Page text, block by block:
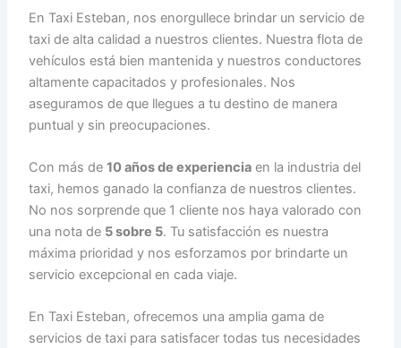
En Taxi Esteban, nos enorgullece brindar un servicio de
taxi de alta calidad a nuestros clientes. Nuestra flota de
vehículos está bien mantenida y nuestros conductores
altamente capacitados y profesionales. Nos
aseguramos de que llegues a tu destino de manera
puntual y sin preocupaciones.
Con más de10 años de experiencia en la industria del
taxi, hemos ganado la confianza de nuestros clientes.
No nos sorprende que 1 cliente nos haya valorado con
una nota de 5 sobre 5. Tu satisfacción es nuestra
máxima prioridad y nos esforzamos por brindarte un
servicio excepcional en cada viaje.
En Taxi Esteban, ofrecemos una amplia gama de
servicios de taxi para satisfacer todas tus necesidades